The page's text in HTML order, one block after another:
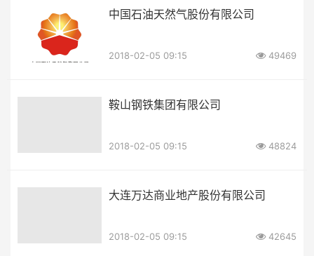
中国石油天然气股份有限公司
2018-02-05 09:15 49469
鞍山钢铁集团有限公司
2018-02-05 09:15 48824
大连万达商业地产股份有限公司
2018-02-05 09:15 42645